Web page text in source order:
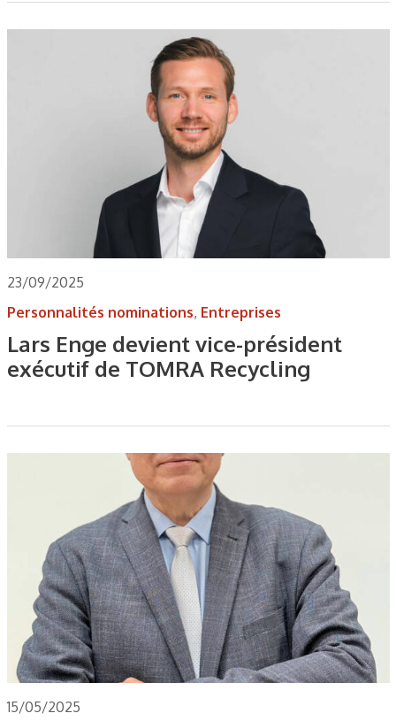
23/09/2025
Personnalités nominations, Entreprises
Lars Enge devient vice-président
exécutif de TOMRA Recycling
15/05/2025